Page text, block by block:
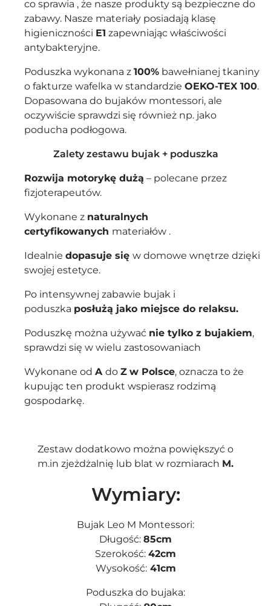
co sprawia , że nasze produkty są bezpieczne do
zabawy. Nasze materiały posiadają klasę
higieniczności E1 zapewniając właściwości
antybakteryjne.
Poduszka wykonana z 100% bawełnianej tkaniny
o fakturze wafelka w standardzie OEKO-TEX 100.
Dopasowana do bujaków montessori, ale
oczywiście sprawdzi się również np. jako
poducha podłogowa.
Zalety zestawu bujak + poduszka
Rozwija motorykę dużą – polecane przez
fizjoterapeutów.
Wykonane z naturalnych
certyfikowanych materiałów .
Idealnie dopasuje się w domowe wnętrze dzięki
swojej estetyce.
Po intensywnej zabawie bujak i
poduszka posłużą jako miejsce do relaksu.
Poduszkę można używać nie tylko z bujakiem,
sprawdzi się w wielu zastosowaniach
Wykonane od A do Z w Polsce, oznacza to że
kupując ten produkt wspierasz rodzimą
gospodarkę.
Zestaw dodatkowo można powiększyć o
m.in zjeżdżalnię lub blat w rozmiarach M.
Wymiary:
Bujak Leo M Montessori:
Długość: 85cm
Szerokość: 42cm
Wysokość:41cm
Poduszka do bujaka: